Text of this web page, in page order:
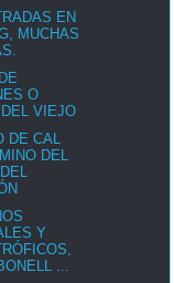
EN
MUCHAS
O
VIEJO
DE CAL
DEL
Y
...